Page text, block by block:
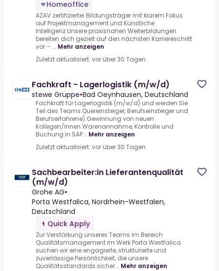
Homeoffice
AZAV zertifizierter Bildungsträger mit klarem Fokus
auf Projektmanagement und Künstliche
Intelligenz.Unsere praxisnahen Weiterbildungen
bereiten dich gezielt auf den nächsten Karriereschritt
vor – ... Mehr anzeigen
Zuletzt aktualisiert: vor über 30 Tagen
Fachkraft - Lagerlogistik (m/w/d)
stewe Gruppe•Bad Oeynhausen, Deutschland
Fachkraft für Lagerlogistik (m/w/d) und werden Sie
Teil des Teams.Quereinsteiger, Berufseinsteiger und
Berufserfahrene).Gewinnung von neuen
Kollegen/innen.Warenannahme, Kontrolle und
Buchung in SAP... Mehr anzeigen
Zuletzt aktualisiert: vor über 30 Tagen
Sachbearbeiter:in Lieferantenqualität
(m/w/d)
Grohe AG•
Porta Westfalica, Nordrhein-Westfalen,
Deutschland
Quick Apply
Zur Verstärkung unseres Teams im Bereich
Qualitätsmanagement im Werk Porta Westfalica
suchen wir eine engagierte, strukturierte und
zuverlässige Persönlichkeit, die unsere
Qualitätsstandards sicher... Mehr anzeigen